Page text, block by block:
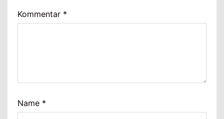
Kommentar *
Name *